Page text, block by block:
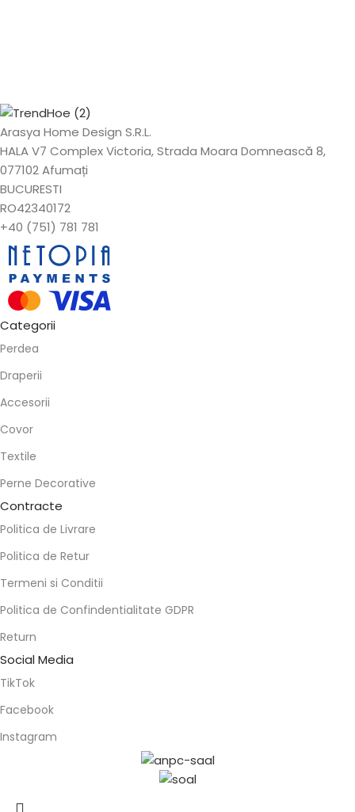
Arasya Home Design S.R.L.
HALA V7 Complex Victoria, Strada Moara Domnească 8,
077102 Afumați
BUCURESTI
RO42340172
+40 (751) 781 781
Categorii
Perdea
Draperii
Accesorii
Covor
Textile
Perne Decorative
Contracte
Politica de Livrare
Politica de Retur
Termeni si Conditii
Politica de Confindentialitate GDPR
Return
Social Media
TikTok
Facebook
Instagram